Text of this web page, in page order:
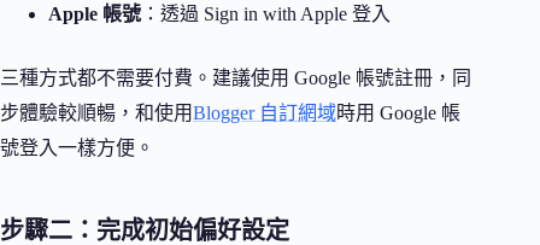
Apple 帳號：透過 Sign in with Apple 登入
三種方式都不需要付費。建議使用 Google 帳號註冊，同
步體驗較順暢，和使用Blogger 自訂網域時用 Google 帳
號登入一樣方便。
步驟二：完成初始偏好設定